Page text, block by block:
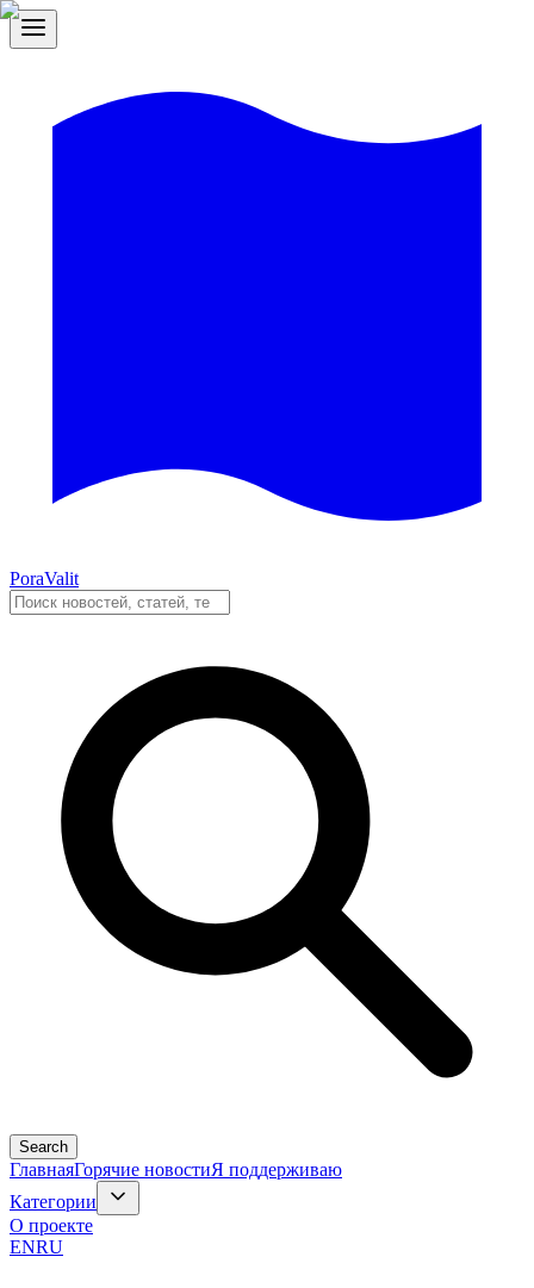
PoraValit
Search
ГлавнаяГорячие новостиЯ поддерживаю
Категории
О проекте
ENRU